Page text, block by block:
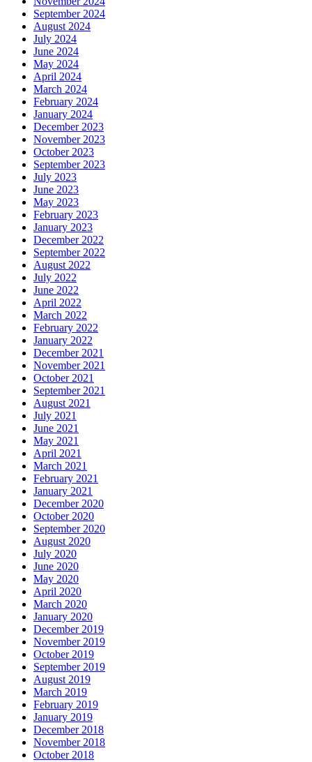
September 2024
August 2024
July 2024
June 2024
May 2024
April 2024
March 2024
February 2024
January 2024
December 2023
November 2023
October 2023
September 2023
July 2023
June 2023
May 2023
February 2023
January 2023
December 2022
September 2022
August 2022
July 2022
June 2022
April 2022
March 2022
February 2022
January 2022
December 2021
November 2021
October 2021
September 2021
August 2021
July 2021
June 2021
May 2021
April 2021
March 2021
February 2021
January 2021
December 2020
October 2020
September 2020
August 2020
July 2020
June 2020
May 2020
April 2020
March 2020
January 2020
December 2019
November 2019
October 2019
September 2019
August 2019
March 2019
February 2019
January 2019
December 2018
November 2018
October 2018